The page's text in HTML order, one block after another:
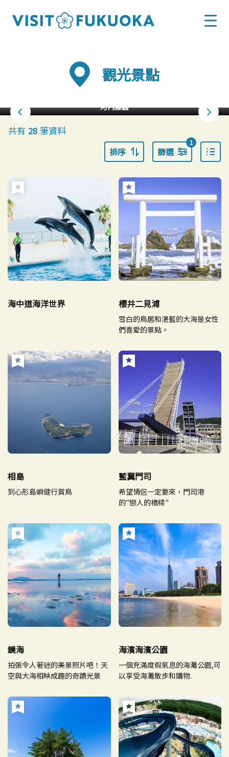
觀光景點
河內藤園
共有 28 筆資料
排序 篩選
1
海中道海洋世界 櫻井二見浦
雪白的鳥居和湛藍的大海是女性
們喜愛的景點。
相島
到心形島嶼健行賞鳥
藍翼門司
希望情侶一定要來，門司港
的"戀人的橋樑"
鏡海
拍張令人著迷的美景照片吧！天
空與大海相映成趣的奇蹟光景
海濱海濱公園
一個充滿度假氣息的海灘公園,可
以享受海灘散步和購物.